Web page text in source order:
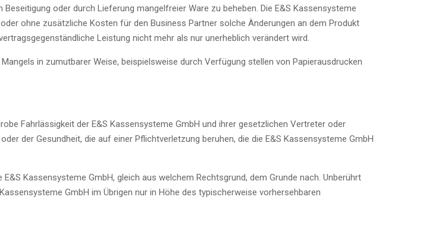
oder durch Lieferung mangelfreier Ware zu beheben. Die E&S Kassensysteme
ohne zusätzliche Kosten für den Business Partner solche Änderungen an dem Produkt
Leistung nicht mehr als nur unerheblich verändert wird.
in zumutbarer Weise, beispielsweise durch Verfügung stellen von Papierausdrucken
Fahrlässigkeit der E&S Kassensysteme GmbH und ihrer gesetzlichen Vertreter oder
der Gesundheit, die auf einer Pflichtverletzung beruhen, die die E&S Kassensysteme GmbH
Kassensysteme GmbH, gleich aus welchem Rechtsgrund, dem Grunde nach. Unberührt
GmbH im Übrigen nur in Höhe des typischerweise vorhersehbaren